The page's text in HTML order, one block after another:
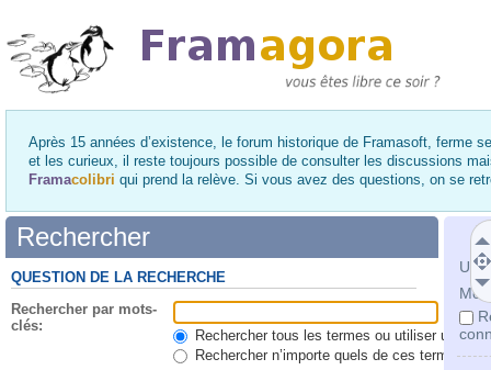
Après 15 années d’existence, le forum historique de Framasoft, ferme
et les curieux, il reste toujours possible de consulter les discussions
Framacolibri qui prend la relève. Si vous avez des questions, on se
Mot
Rechercher
QUESTION DE LA RECHERCHE
Rechercher par mots-
clés:
Rechercher tous les termes ou utiliser une
Rechercher n’importe quels de ces termes